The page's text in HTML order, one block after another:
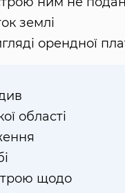
землі
орендної
області
щодо